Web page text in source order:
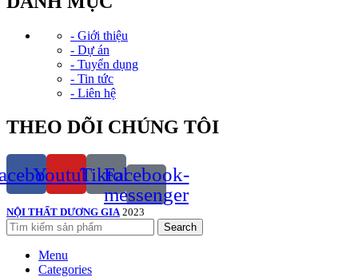
- Giới thiệu
- Dự án
- Tuyển dụng
- Tin tức
- Liên hệ
THEO DÕI CHÚNG TÔI
YoutubeTiktok
Facebook-
messenger
NỘI THẤT DƯƠNG GIA 2023
Search
Menu
Categories